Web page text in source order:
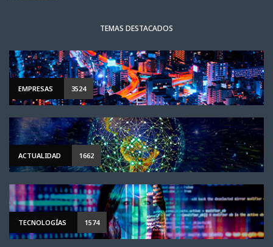
TEMAS DESTACADOS
EMPRESAS 3524
ACTUALIDAD 1662
TECNOLOGÍAS 1574